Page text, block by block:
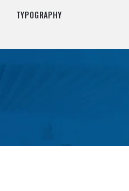
TYPOGRAPHY